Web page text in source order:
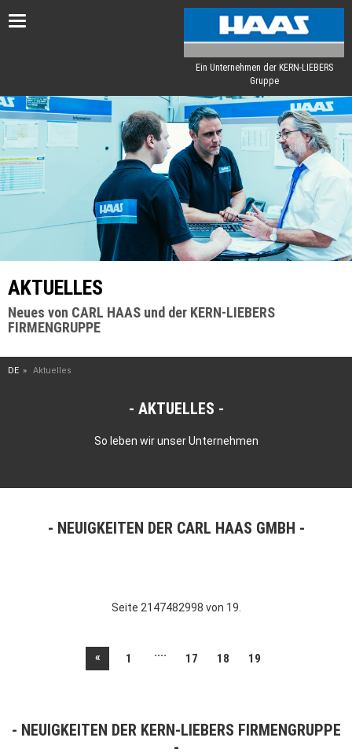
Toggle
Ein Unternehmen der KERN-LIEBERS
Gruppe
AKTUELLES
Neues von CARL HAAS und der KERN-LIEBERS
FIRMENGRUPPE
DE Aktuelles
AKTUELLES
So leben wir unser Unternehmen
NEUIGKEITEN DER CARL HAAS GMBH
Seite 2147482998 von 19.
« 1 .... 17 18 19
NEUIGKEITEN DER KERN-LIEBERS FIRMENGRUPPE